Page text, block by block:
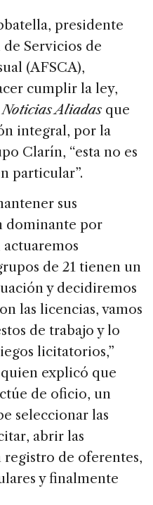
presidente
Servicios de
(AFSCA),
cumplir la ley,
Noticias Aliadas que
integral, por la
Clarín, “esta no es
particular”.
sus
dominante por
de 21 tienen un
y decidiremos
las licencias, vamos
de trabajo y lo
licitatorios,”
explicó que
de oficio, un
seleccionar las
abrir las
registro de oferentes,
y finalmente